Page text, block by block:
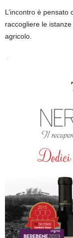
L’incontro è
raccogliere le
agricolo.